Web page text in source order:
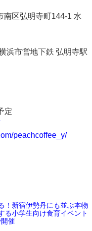
南区弘明寺町144-1 水
浜市営地下鉄 弘明寺駅
定
peachcoffee_y/
！新宿伊勢丹にも並ぶ本物
る小学生向け食育イベント
催